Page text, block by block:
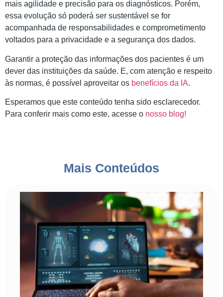
mais agilidade e precisão para os diagnósticos. Porém,
essa evolução só poderá ser sustentável se for
acompanhada de responsabilidades e comprometimento
voltados para a privacidade e a segurança dos dados.
Garantir a proteção das informações dos pacientes é um
dever das instituições da saúde. E, com atenção e respeito
às normas, é possível aproveitar os benefícios da IA.
Esperamos que este conteúdo tenha sido esclarecedor.
Para conferir mais como este, acesse o nosso blog!
Mais Conteúdos